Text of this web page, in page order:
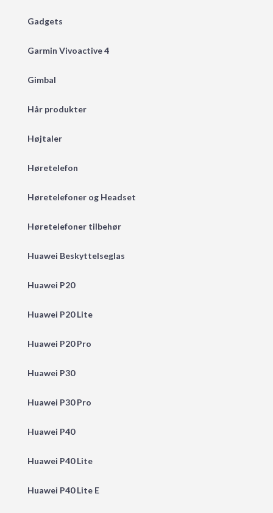
Gadgets
Garmin Vivoactive 4
Gimbal
Hår produkter
Højtaler
Høretelefon
Høretelefoner og Headset
Høretelefoner tilbehør
Huawei Beskyttelseglas
Huawei P20
Huawei P20 Lite
Huawei P20 Pro
Huawei P30
Huawei P30 Pro
Huawei P40
Huawei P40 Lite
Huawei P40 Lite E